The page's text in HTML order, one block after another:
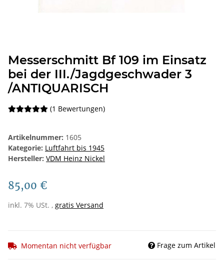
Messerschmitt Bf 109 im Einsatz
bei der III./Jagdgeschwader 3
/ANTIQUARISCH
(1 Bewertungen)
Artikelnummer: 1605
Kategorie: Luftfahrt bis 1945
Hersteller: VDM Heinz Nickel
85,00 €
inkl. 7% USt. , gratis Versand
Momentan nicht verfügbar Frage zum Artikel